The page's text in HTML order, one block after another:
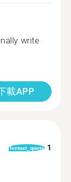
write
載APP
format_quote 1